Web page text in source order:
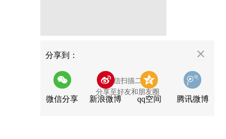
分享到：
微信分享
用微信扫描二维码
分享至好友和朋友圈
新浪微博 qq空间 腾讯微博